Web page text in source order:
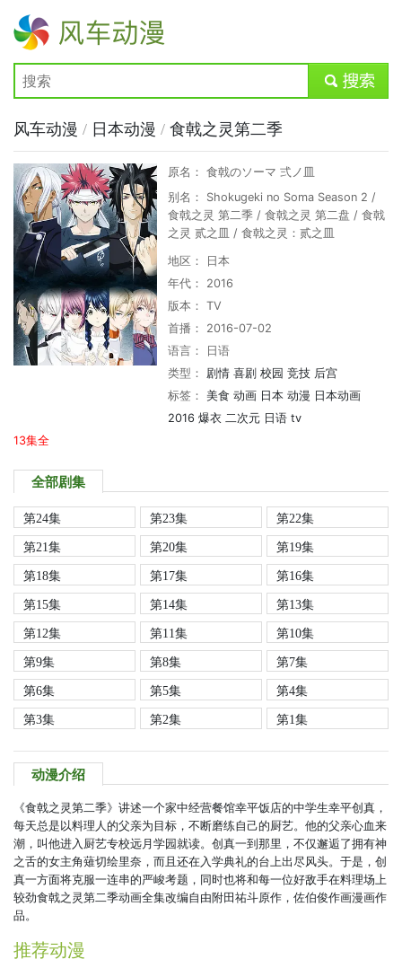
风车动漫
submit
风车动漫 / 日本动漫 / 食戟之灵第二季
原名： 食戟のソーマ 弍ノ皿
别名： Shokugeki no Soma Season 2 /
食戟之灵 第二季 / 食戟之灵 第二盘 / 食戟
之灵 贰之皿 / 食戟之灵：贰之皿
地区： 日本
年代： 2016
版本： TV
首播： 2016-07-02
语言： 日语
类型： 剧情 喜剧 校园 竞技 后宫
标签：美食 动画 日本 动漫 日本动画
2016 爆衣 二次元 日语 tv
13集全
全部剧集
第24集 第23集
第22集
第21集
第20集
第19集
第18集
第17集
第16集
第15集
第14集
第13集
第12集
第11集
第10集
第9集
第8集
第7集
第6集
第5集
第4集
第3集
第2集 第1集
动漫介绍
《食戟之灵第二季》讲述一个家中经营餐馆幸平饭店的中学生幸平创真，
每天总是以料理人的父亲为目标，不断磨练自己的厨艺。他的父亲心血来
潮，叫他进入厨艺专校远月学园就读。创真一到那里，不仅邂逅了拥有神
之舌的女主角薙切绘里奈，而且还在入学典礼的台上出尽风头。于是，创
真一方面将克服一连串的严峻考题，同时也将和每一位好敌手在料理场上
较劲食戟之灵第二季动画全集改编自由附田祐斗原作，佐伯俊作画漫画作
品。
推荐动漫